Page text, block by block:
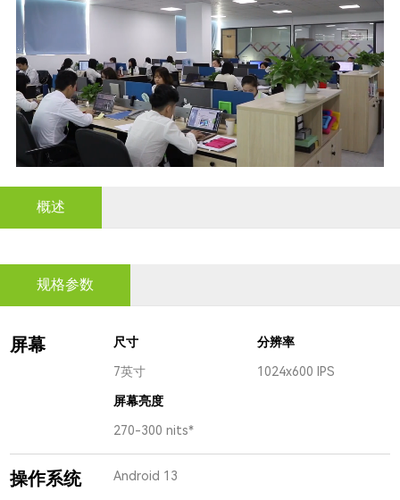
概述
规格参数
屏幕 尺寸 分辨率
7英寸 1024x600 IPS
屏幕亮度
270-300 nits*
操作系统 Android 13